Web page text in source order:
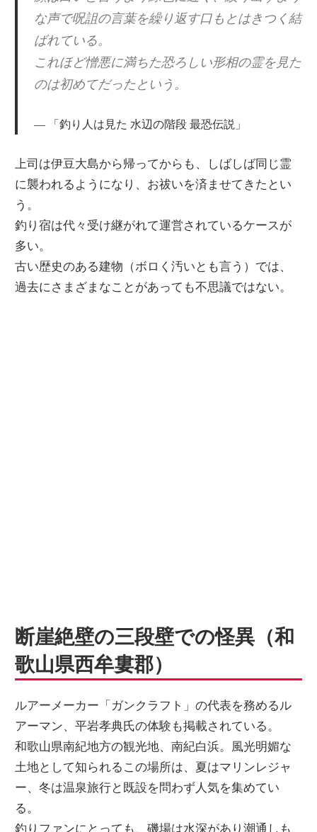
な声で呪詛の言葉を繰り返す口もとはきつく結
ばれている。
これほど憎悪に満ちた恐ろしい形相の霊を見た
のは初めてだったという。
「釣り人は見た 水辺の階段 最恐伝説」
上司は伊豆大島から帰ってからも、しばしば同じ霊
に襲われるようになり、お祓いを済ませてきたとい
う。
釣り宿は代々受け継がれて運営されているケースが
多い。
古い歴史のある建物（ボロく汚いとも言う）では、
過去にさまざまなことがあっても不思議ではない。
断崖絶壁の三段壁での怪異（和
歌山県西牟婁郡）
ルアーメーカー「ガンクラフト」の代表を務めるル
アーマン、平岩孝典氏の体験も掲載されている。
和歌山県南紀地方の観光地、南紀白浜。風光明媚な
土地として知られるこの場所は、夏はマリンレジャ
ー、冬は温泉旅行と既設を問わず人気を集めてい
る。
釣りファンにとっても、磯場は水深があり潮通しも